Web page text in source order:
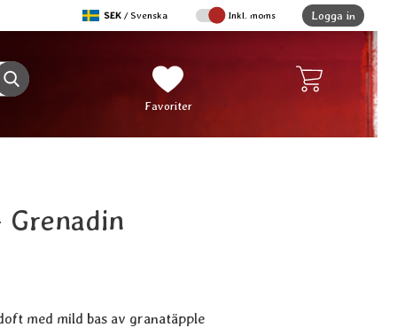
Sverige
,SEK / Svenska Inkl. moms Logga in
Genomför sökning Mina favoriter
Favoriter
med mild bas av granatäpple